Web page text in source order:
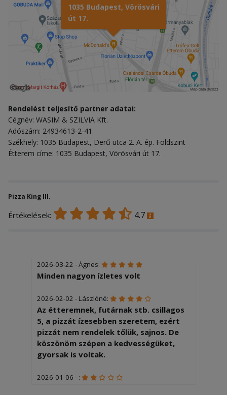
1035 Budapest, Vörösvári
út 17.
Rendelést teljesítő partner adatai:
Cégnév: WASIM & SZILVIA Kft.
Adószám: 24934613-2-41
Székhely: 1035 Budapest, Derű utca 2. A. ép. Földszint
Étterem címe: 1035 Budapest, Vörösvári út 17.
Pizza King III.
Értékelések: 4.7
2026-03-22 - Ágnes:
Minden nagyon ízletes volt
2026-02-02 - Lászlóné:
Az étteremnek, futárnak stb. csillagos
5, a pizzát ízesebben szeretem, ezért
pizzát nem rendelek tőlük, sajnos. De
köszönöm szépen a kedvességüket,
gyorsak is voltak.
2026-01-06 - :